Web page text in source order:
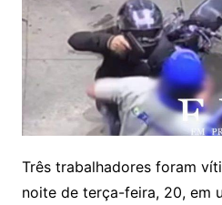
Três trabalhadores foram
noite de terça-feira, 20, em